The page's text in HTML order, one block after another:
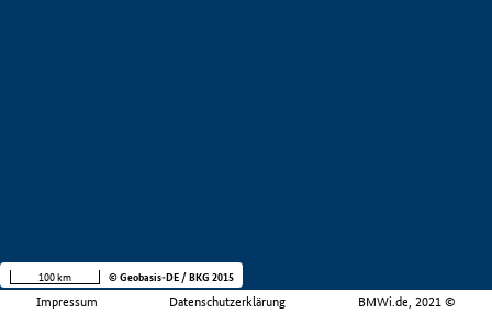
Impressum Datenschutzerklärung BMWi.de, 2021 ©
100 km © Geobasis-DE / BKG 2015